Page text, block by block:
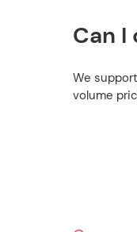
Can I
We
volume